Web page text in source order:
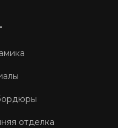
отделка